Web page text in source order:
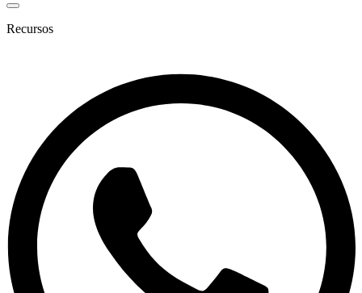
Recursos